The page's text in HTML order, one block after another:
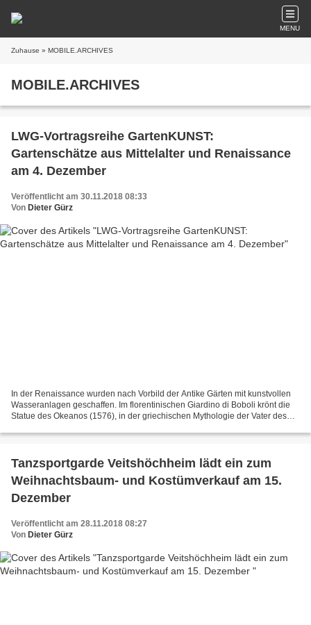
MENU
Zuhause » MOBILE.ARCHIVES
MOBILE.ARCHIVES
LWG-Vortragsreihe GartenKUNST:
Gartenschätze aus Mittelalter und Renaissance
am 4. Dezember
Veröffentlicht am 30.11.2018 08:33
Von Dieter Gürz
In der Renaissance wurden nach Vorbild der Antike Gärten mit kunstvollen
Wasseranlagen geschaffen. Im florentinischen Giardino di Boboli krönt die
Statue des Okeanos (1576), in der griechischen Mythologie der Vater des
Tanzsportgarde Veitshöchheim lädt ein zum
Weihnachtsbaum- und Kostümverkauf am 15.
Dezember
Veröffentlicht am 28.11.2018 08:27
Von Dieter Gürz